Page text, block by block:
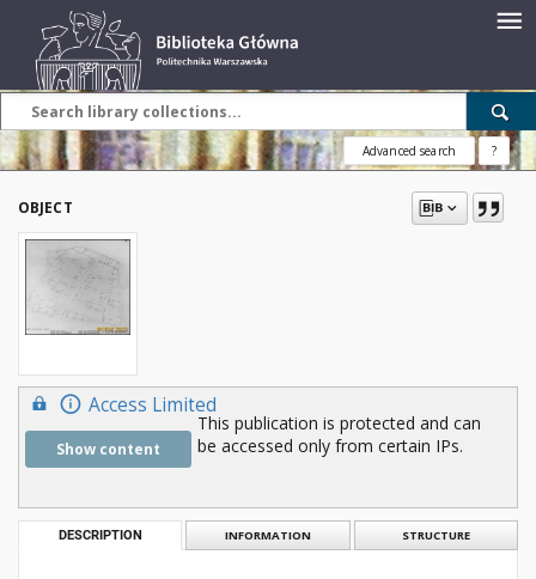
Advanced search ?
OBJECT
Access Limited
Show content
This publication is protected and can
be accessed only from certain IPs.
DESCRIPTION INFORMATION STRUCTURE